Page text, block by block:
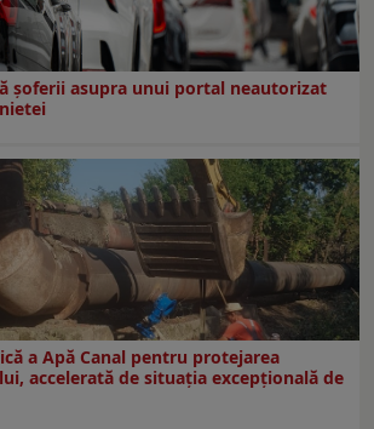
șoferii asupra unui portal neautorizat
a Apă Canal pentru protejarea
accelerată de situația excepțională de